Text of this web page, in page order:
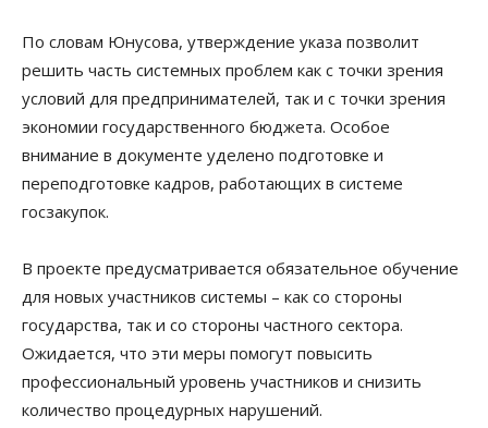
По словам Юнусова, утверждение указа позволит
решить часть системных проблем как с точки зрения
условий для предпринимателей, так и с точки зрения
экономии государственного бюджета. Особое
внимание в документе уделено подготовке и
переподготовке кадров, работающих в системе
госзакупок.
В проекте предусматривается обязательное обучение
для новых участников системы – как со стороны
государства, так и со стороны частного сектора.
Ожидается, что эти меры помогут повысить
профессиональный уровень участников и снизить
количество процедурных нарушений.